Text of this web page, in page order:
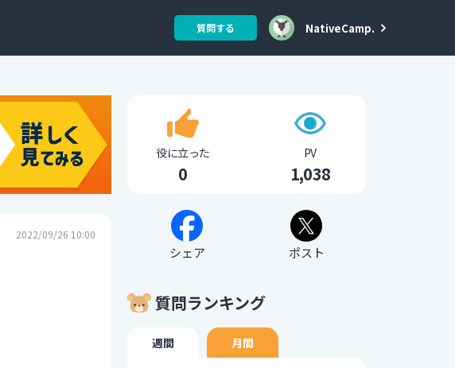
質問する NativeCamp.
2022/09/26 10:00
役に立った
0
PV
1,038
シェア ポスト
質問ランキング
週間 月間